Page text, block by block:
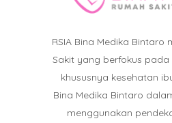
RSIA Bina Medika Bintaro
Sakit yang berfokus
khususnya kesehatan
Bina Medika Bintaro
menggunakan